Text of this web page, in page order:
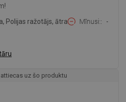
Polijas ražotājs, ātra
Mīnusi: -
uz šo produktu